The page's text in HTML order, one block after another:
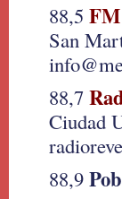
88,5
San
88,7
Ciudad
88,9